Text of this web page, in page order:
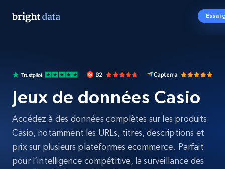
Essai
Jeux de données Casio
Accédez à des données complètes sur les produits
Casio, notamment les URLs, titres, descriptions et
prix sur plusieurs plateformes ecommerce. Parfait
pour l’intelligence compétitive, la surveillance des